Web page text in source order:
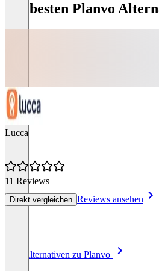
Die besten Planvo
Lucca
11 Reviews
Direkt vergleichen Reviews ansehen
Alle Alternativen zu Planvo